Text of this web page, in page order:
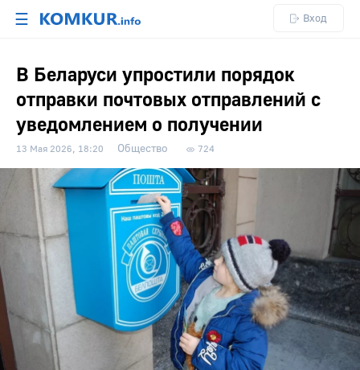
☰ Вход
В Беларуси упростили порядок
отправки почтовых отправлений с
уведомлением о получении
13 Мая 2026, 18:20 Общество 724